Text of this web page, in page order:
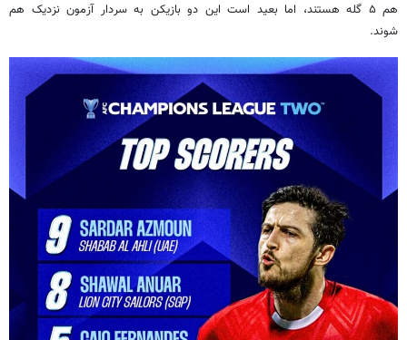
هم ۵ گله هستند، اما بعید است این دو بازیکن به سردار آزمون نزدیک هم
شوند.